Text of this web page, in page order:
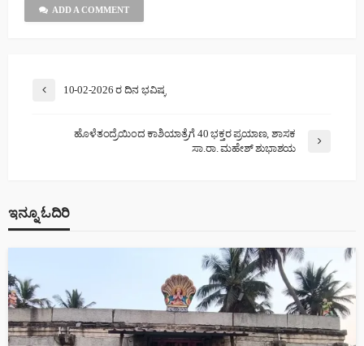
ADD A COMMENT
10-02-2026 ರ ದಿನ ಭವಿಷ್ಯ
ಹೊಳೆತಂದ್ರೆಯಿಂದ ಕಾಶಿಯಾತ್ರೆಗೆ 40 ಭಕ್ತರ ಪ್ರಯಾಣ, ಶಾಸಕ
ಸಾ.ರಾ. ಮಹೇಶ್ ಶುಭಾಶಯ
ಇನ್ನೂ ಓದಿರಿ